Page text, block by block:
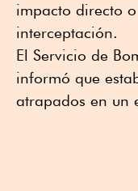
impacto ⁠directo
interceptación.
El Servicio de
informó que
atrapados en un